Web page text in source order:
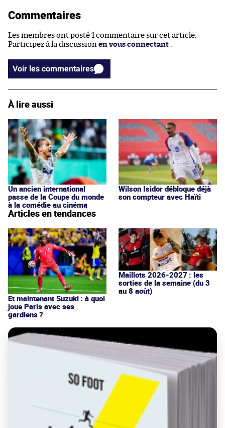
Commentaires
Les membres ont posté 1 commentaire sur cet article.
Participez à la discussion en vous connectant .
Voir les commentaires
À lire aussi
Un ancien international
passe de la Coupe du monde
à la comédie au cinéma
Wilson Isidor débloque déjà
son compteur avec Haïti
Articles en tendances
Et maintenant Suzuki : à quoi
joue Paris avec ses
gardiens ?
Maillots 2026-2027 : les
sorties de la semaine (du 3
au 8 août)